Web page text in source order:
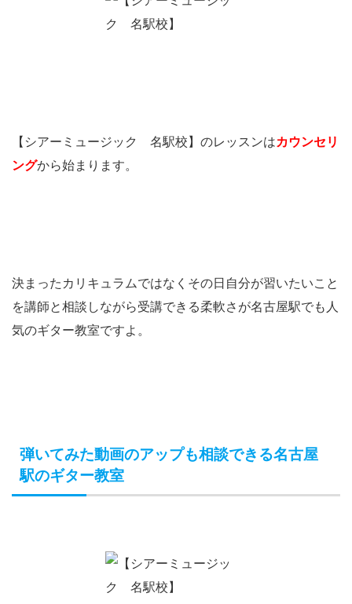
【シアーミュージック 名駅校】のレッスンはカウンセリ
ングから始まります。
決まったカリキュラムではなくその日自分が習いたいこと
を講師と相談しながら受講できる柔軟さが名古屋駅でも人
気のギター教室ですよ。
弾いてみた動画のアップも相談できる名古屋
駅のギター教室